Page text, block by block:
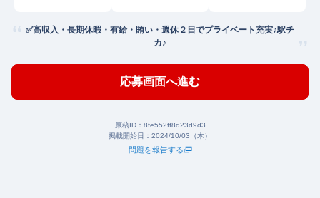
✅高収入・長期休暇・有給・賄い・週休２日でプライベート充実♪駅チ
カ♪
応募画面へ進む
原稿ID： 8fe552ff8d23d9d3
掲載開始日： 2024/10/03（木）
問題を報告する